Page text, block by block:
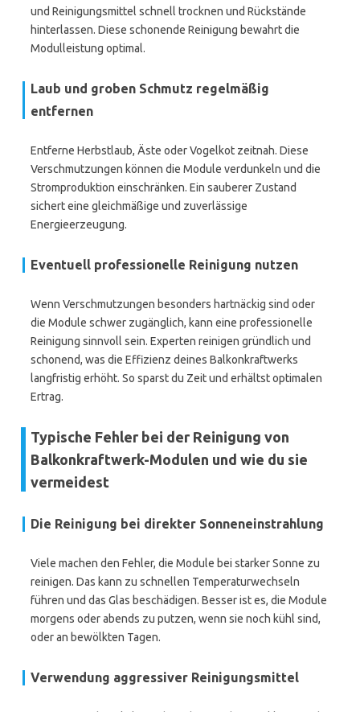
und Reinigungsmittel schnell trocknen und Rückstände
hinterlassen. Diese schonende Reinigung bewahrt die
Modulleistung optimal.
Laub und groben Schmutz regelmäßig
entfernen
Entferne Herbstlaub, Äste oder Vogelkot zeitnah. Diese
Verschmutzungen können die Module verdunkeln und die
Stromproduktion einschränken. Ein sauberer Zustand
sichert eine gleichmäßige und zuverlässige
Energieerzeugung.
Eventuell professionelle Reinigung nutzen
Wenn Verschmutzungen besonders hartnäckig sind oder
die Module schwer zugänglich, kann eine professionelle
Reinigung sinnvoll sein. Experten reinigen gründlich und
schonend, was die Effizienz deines Balkonkraftwerks
langfristig erhöht. So sparst du Zeit und erhältst optimalen
Ertrag.
Typische Fehler bei der Reinigung von
Balkonkraftwerk-Modulen und wie du sie
vermeidest
Die Reinigung bei direkter Sonneneinstrahlung
Viele machen den Fehler, die Module bei starker Sonne zu
reinigen. Das kann zu schnellen Temperaturwechseln
führen und das Glas beschädigen. Besser ist es, die Module
morgens oder abends zu putzen, wenn sie noch kühl sind,
oder an bewölkten Tagen.
Verwendung aggressiver Reinigungsmittel